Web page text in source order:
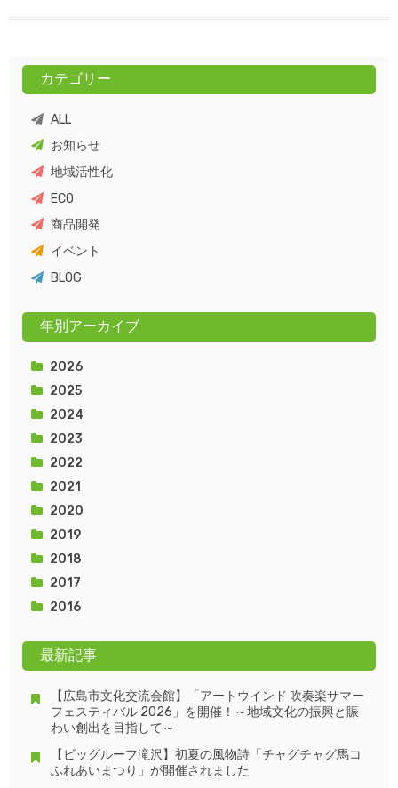
カテゴリー
ALL
お知らせ
地域活性化
ECO
商品開発
イベント
BLOG
年別アーカイブ
2026
2025
2024
2023
2022
2021
2020
2019
2018
2017
2016
最新記事
【広島市文化交流会館】「アートウインド 吹奏楽サマー
フェスティバル 2026」を開催！～地域文化の振興と賑
わい創出を目指して～
【ビッグルーフ滝沢】初夏の風物詩「チャグチャグ馬コ
ふれあいまつり」が開催されました